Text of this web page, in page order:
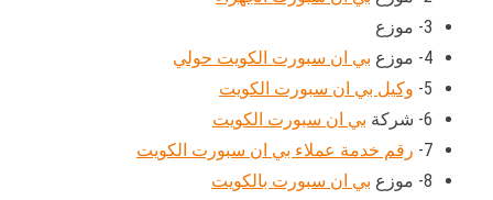
3- موزع
4- موزع
بي ان سبورت الكويت حولي
5- وكيل بي ان سبورت الكويت
6- شركة
بي ان سبورت الكويت
7- رقم خدمة عملاء بي ان سبورت الكويت
8- موزع
بي ان سبورت بالكويت